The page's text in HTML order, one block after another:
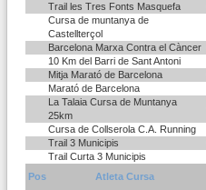
Trail les Tres Fonts Masquefa
Cursa de muntanya de
Castellterçol
Barcelona Marxa Contra el Càncer
10 Km del Barri de Sant Antoni
Mitja Marató de Barcelona
Marató de Barcelona
La Talaia Cursa de Muntanya
25km
Cursa de Collserola C.A. Running
Trail 3 Municipis
Trail Curta 3 Municipis
Pos
Atleta Cursa